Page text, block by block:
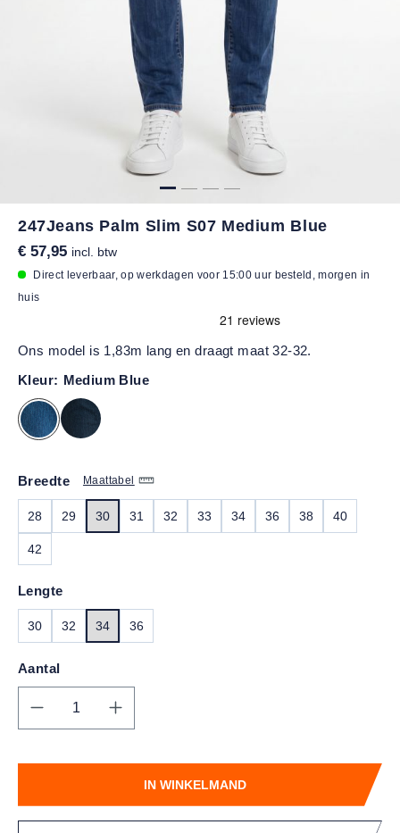
247Jeans Palm Slim S07 Medium Blue
€ 57,95 incl. btw
Direct leverbaar, op werkdagen voor 15:00 uur besteld, morgen in
huis
Ons model is 1,83m lang en draagt maat 32-32.
Kleur: Medium Blue
Maattabel
Breedte
28 29 30 31 32 33 34 36 38 40
42
Lengte
30 32 34 36
Aantal
Producthoeveelheid: Voer de gewenste
IN WINKELMAND